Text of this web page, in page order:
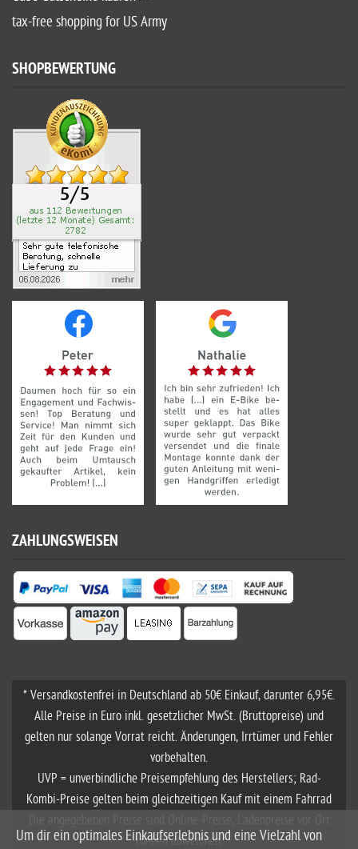
tax-free shopping for US Army
SHOPBEWERTUNG
ZAHLUNGSWEISEN
* Versandkostenfrei in Deutschland ab 50€ Einkauf, darunter 6,95€.
Alle Preise in Euro inkl. gesetzlicher MwSt. (Bruttopreise) und
gelten nur solange Vorrat reicht. Änderungen, Irrtümer und Fehler
vorbehalten.
UVP = unverbindliche Preisempfehlung des Herstellers; Rad-
Kombi-Preise gelten beim gleichzeitigen Kauf mit einem Fahrrad
können abweichen.
Um dir ein optimales Einkaufserlebnis und eine Vielzahl von